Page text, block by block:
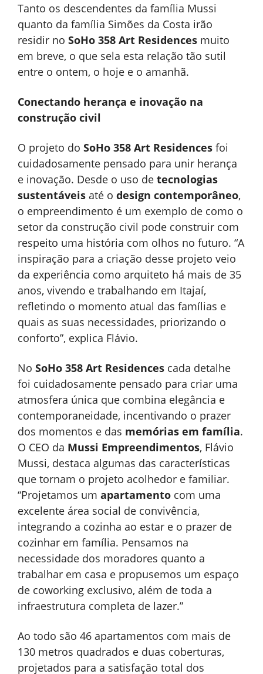
Tanto os descendentes da família Mussi
quanto da família Simões da Costa irão
residir no SoHo 358 Art Residences muito
em breve, o que sela esta relação tão sutil
entre o ontem, o hoje e o amanhã.
Conectando herança e inovação na
construção civil
O projeto do SoHo 358 Art Residences foi
cuidadosamente pensado para unir herança
e inovação. Desde o uso de tecnologias
sustentáveis até o design contemporâneo,
o empreendimento é um exemplo de como o
setor da construção civil pode construir com
respeito uma história com olhos no futuro. “A
inspiração para a criação desse projeto veio
da experiência como arquiteto há mais de 35
anos, vivendo e trabalhando em Itajaí,
refletindo o momento atual das famílias e
quais as suas necessidades, priorizando o
conforto”, explica Flávio.
No SoHo 358 Art Residences cada detalhe
foi cuidadosamente pensado para criar uma
atmosfera única que combina elegância e
contemporaneidade, incentivando o prazer
dos momentos e das memórias em família.
O CEO da Mussi Empreendimentos, Flávio
Mussi, destaca algumas das características
que tornam o projeto acolhedor e familiar.
“Projetamos um apartamento com uma
excelente área social de convivência,
integrando a cozinha ao estar e o prazer de
cozinhar em família. Pensamos na
necessidade dos moradores quanto a
trabalhar em casa e propusemos um espaço
de coworking exclusivo, além de toda a
infraestrutura completa de lazer.”
Ao todo são 46 apartamentos com mais de
130 metros quadrados e duas coberturas,
projetados para a satisfação total dos